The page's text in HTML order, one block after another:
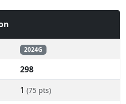
2024G
298
1 (75 pts)